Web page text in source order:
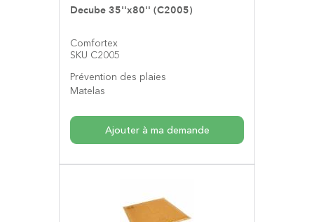
Decube 35''x80'' (C2005)
Comfortex
SKU C2005
Prévention des plaies
Matelas
Ajouter à ma demande